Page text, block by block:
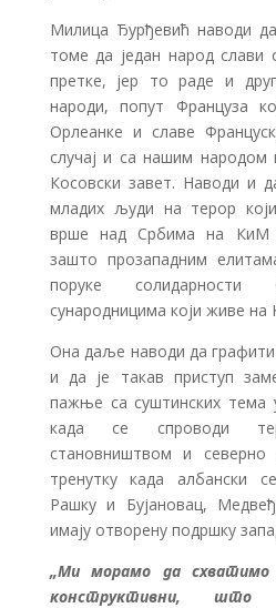
Милица Ђурђевић наводи
томе да један народ слави
претке, јер то раде и
народи, попут Француза
Орлеанке и славе
случај и са нашим народом
Косовски завет. Наводи и
младих људи на терор
врше над Србима на КиМ
зашто прозападним
поруке
сународницима који живе на
Она даље наводи да
и да је такав приступ
пажње са суштинских тема
када се спроводи
становништвом и
тренутку када албански
Рашку и Бујановац,
имају отворену подршку
„Ми морамо да схватимо
конструктивни,